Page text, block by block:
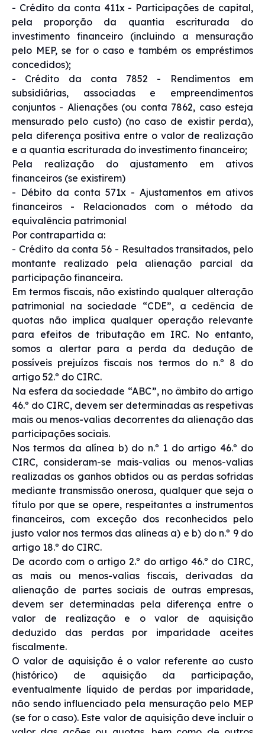
- Crédito da conta 411x - Participações de capital,
pela proporção da quantia escriturada do
investimento financeiro (incluindo a mensuração
pelo MEP, se for o caso e também os empréstimos
concedidos);
- Crédito da conta 7852 - Rendimentos em
subsidiárias, associadas e empreendimentos
conjuntos - Alienações (ou conta 7862, caso esteja
mensurado pelo custo) (no caso de existir perda),
pela diferença positiva entre o valor de realização
e a quantia escriturada do investimento financeiro;
Pela realização do ajustamento em ativos
financeiros (se existirem)
- Débito da conta 571x - Ajustamentos em ativos
financeiros - Relacionados com o método da
equivalência patrimonial
Por contrapartida a:
- Crédito da conta 56 - Resultados transitados, pelo
montante realizado pela alienação parcial da
participação financeira.
Em termos fiscais, não existindo qualquer alteração
patrimonial na sociedade “CDE”, a cedência de
quotas não implica qualquer operação relevante
para efeitos de tributação em IRC. No entanto,
somos a alertar para a perda da dedução de
possíveis prejuízos fiscais nos termos do n.º 8 do
artigo 52.º do CIRC.
Na esfera da sociedade “ABC”, no âmbito do artigo
46.º do CIRC, devem ser determinadas as respetivas
mais ou menos-valias decorrentes da alienação das
participações sociais.
Nos termos da alínea b) do n.º 1 do artigo 46.º do
CIRC, consideram-se mais-valias ou menos-valias
realizadas os ganhos obtidos ou as perdas sofridas
mediante transmissão onerosa, qualquer que seja o
título por que se opere, respeitantes a instrumentos
financeiros, com exceção dos reconhecidos pelo
justo valor nos termos das alíneas a) e b) do n.º 9 do
artigo 18.º do CIRC.
De acordo com o artigo 2.º do artigo 46.º do CIRC,
as mais ou menos-valias fiscais, derivadas da
alienação de partes sociais de outras empresas,
devem ser determinadas pela diferença entre o
valor de realização e o valor de aquisição
deduzido das perdas por imparidade aceites
fiscalmente.
O valor de aquisição é o valor referente ao custo
(histórico) de aquisição da participação,
eventualmente líquido de perdas por imparidade,
não sendo influenciado pela mensuração pelo MEP
(se for o caso). Este valor de aquisição deve incluir o